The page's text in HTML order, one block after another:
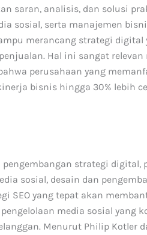
saran, analisis, dan solusi
sosial, serta manajemen
merancang strategi
Hal ini sangat
perusahaan yang
bisnis hingga 30% lebih
strategi digital,
sosial, desain dan
SEO yang tepat akan
media sosial yang
Menurut Philip Kotler